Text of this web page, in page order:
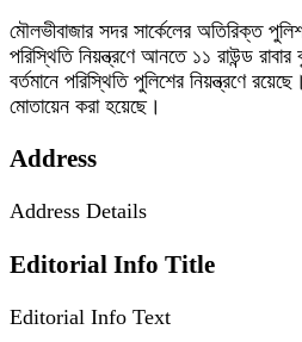
মৌলভীবাজার সদর সার্কেলের অতিরিক্ত
পরিস্থিতি নিয়ন্ত্রণে আনতে ১১ রাউন্ড
বর্তমানে পরিস্থিতি পুলিশের নিয়ন্ত্রণে
মোতায়েন করা হয়েছে।
Address
Address Details
Editorial Info Title
Editorial Info Text